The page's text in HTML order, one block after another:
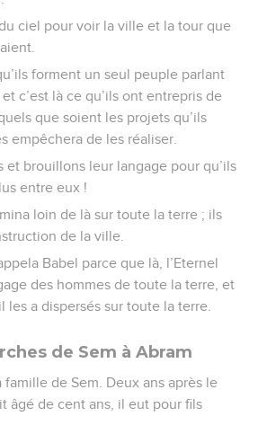
ciel pour voir la ville et la tour que
forment un seul peuple parlant
c’est là ce qu’ils ont entrepris de
que soient les projets qu’ils
empêchera de les réaliser.
et brouillons leur langage pour qu’ils
entre eux !
loin de là sur toute la terre ; ils
de la ville.
Babel parce que là, l’Eternel
des hommes de toute la terre, et
les a dispersés sur toute la terre.
de Sem à Abram
famille de Sem. Deux ans après le
âgé de cent ans, il eut pour fils